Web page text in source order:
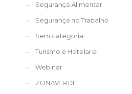
Segurança Alimentar
Segurança no Trabalho
Sem categoria
Turismo e Hotelaria
Webinar
ZONAVERDE